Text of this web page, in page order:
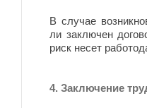
В случае
ли заключен
риск несет
4. Заключение